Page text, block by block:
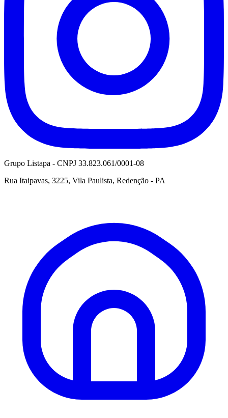
Grupo Listapa - CNPJ 33.823.061/0001-08
Rua Itaipavas, 3225, Vila Paulista, Redenção - PA